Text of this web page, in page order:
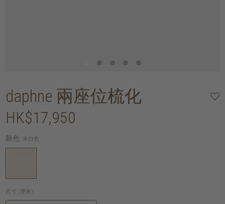
daphne 兩座位梳化
HK$17,950
顏色: 米白色
尺寸 (厘米):